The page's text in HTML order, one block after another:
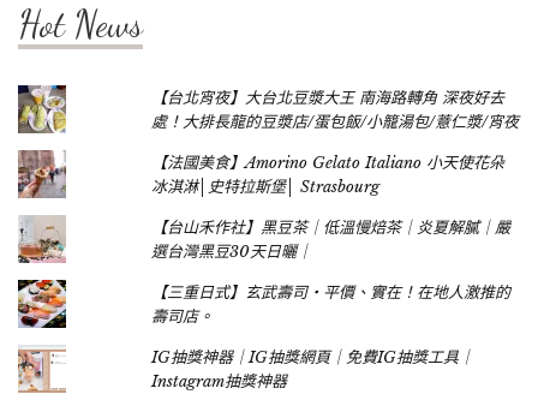
Hot News
【台北宵夜】大台北豆漿大王 南海路轉角 深夜好去
處！大排長龍的豆漿店/蛋包飯/小籠湯包/薏仁漿/宵夜
【法國美食】Amorino Gelato Italiano 小天使花朵
冰淇淋│史特拉斯堡│ Strasbourg
【台山禾作社】黑豆茶｜低溫慢焙茶｜炎夏解膩｜嚴
選台灣黑豆30天日曬｜
【三重日式】玄武壽司‧平價、實在！在地人激推的
壽司店。
IG抽獎神器｜IG抽獎網頁｜免費IG抽獎工具｜
Instagram抽獎神器